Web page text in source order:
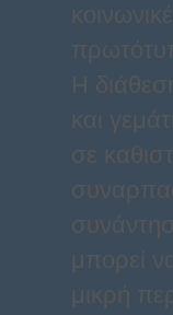
Η
και
σε
μπορεί
μικρή